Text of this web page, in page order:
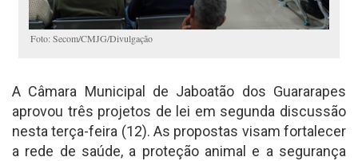
Foto: Secom/CMJG/Divulgação
A Câmara Municipal de Jaboatão dos Guararapes
aprovou três projetos de lei em segunda discussão
nesta terça-feira (12). As propostas visam fortalecer
a rede de saúde, a proteção animal e a segurança